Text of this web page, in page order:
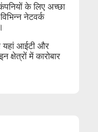
के लिए अच्छा
नेटवर्क
यहां आईटी और
में कारोबार